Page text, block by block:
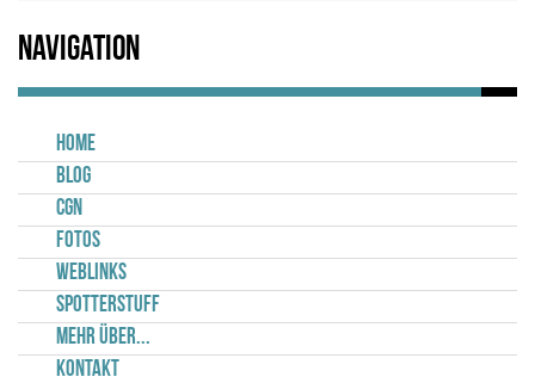
Navigation
Home
Blog
CGN
Fotos
Weblinks
Spotterstuff
Mehr über...
Kontakt